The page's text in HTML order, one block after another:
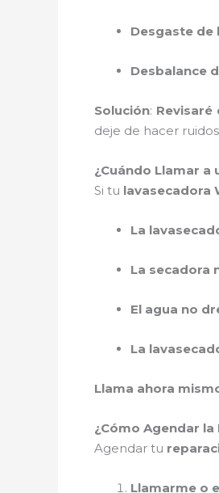
Desgaste de
Desbalance
Solución:
deje de hacer
¿Cuándo Llamar a
Si tu lavasecadora
La
La secadora
El agua no
La
Llama ahora
¿Cómo Agendar la
Agendar tu
Llamarme o